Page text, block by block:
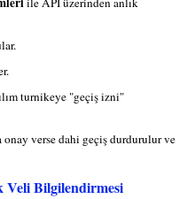
turnikeye "geçiş izni"
verse dahi geçiş durdurulur ve
Veli Bilgilendirmesi